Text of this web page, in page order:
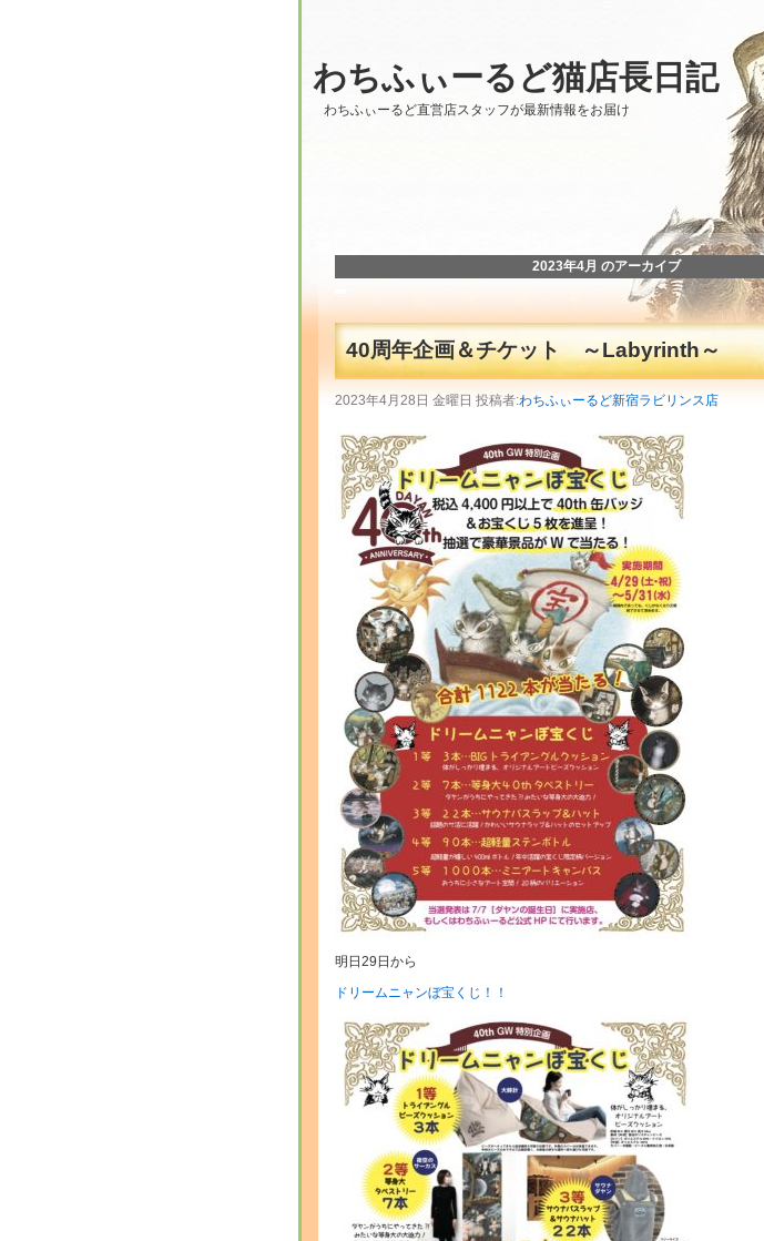
わちふぃーるど猫店長日記
わちふぃーるど直営店スタッフが最新情報をお届け
2023年4月 のアーカイブ
40周年企画＆チケット ～Labyrinth～
2023年4月28日 金曜日 投稿者:わちふぃーるど新宿ラビリンス店
明日29日から
ドリームニャンぼ宝くじ！！